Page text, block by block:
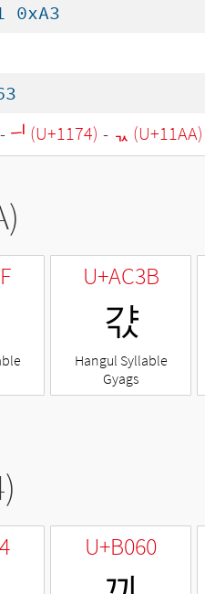
0xA3
- ᅴ (U+1174) - ᆪ (U+11AA)
U+AC3B
갻
Hangul Syllable
Gyags
U+B060